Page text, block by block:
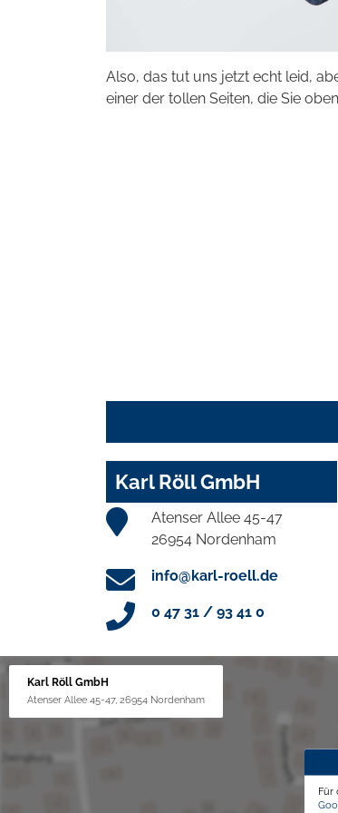
Also, das tut uns jetzt echt leid,
einer der tollen Seiten, die Sie
Karl Röll GmbH
Atenser Allee 45-47
26954 Nordenham
info@karl-roell.de
0 47 31 / 93 41 0
Karl Röll GmbH
Atenser Allee 45-47, 26954 Nordenham
Für